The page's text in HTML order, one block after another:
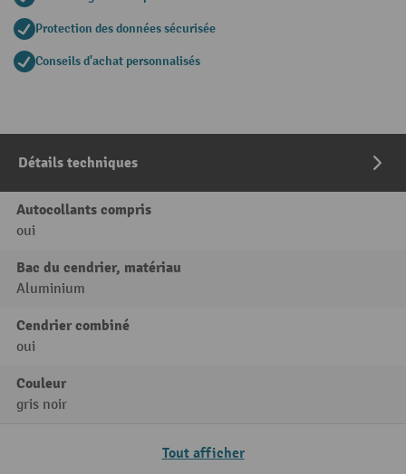
Protection des données sécurisée
Conseils d'achat personnalisés
Détails techniques
Autocollants compris
oui
Bac du cendrier, matériau
Aluminium
Cendrier combiné
oui
Couleur
gris noir
Tout afficher